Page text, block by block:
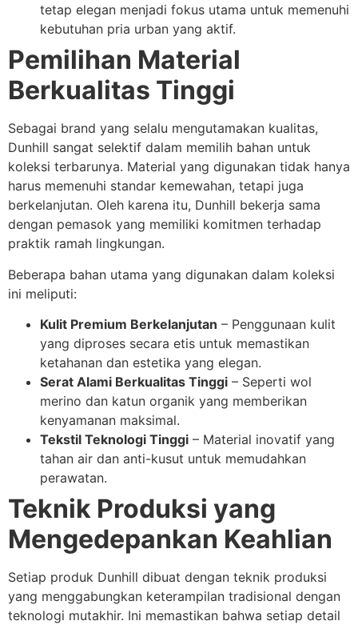
tetap elegan menjadi fokus utama untuk memenuhi
kebutuhan pria urban yang aktif.
Pemilihan Material
Berkualitas Tinggi
Sebagai brand yang selalu mengutamakan kualitas,
Dunhill sangat selektif dalam memilih bahan untuk
koleksi terbarunya. Material yang digunakan tidak hanya
harus memenuhi standar kemewahan, tetapi juga
berkelanjutan. Oleh karena itu, Dunhill bekerja sama
dengan pemasok yang memiliki komitmen terhadap
praktik ramah lingkungan.
Beberapa bahan utama yang digunakan dalam koleksi
ini meliputi:
Kulit Premium Berkelanjutan – Penggunaan kulit
yang diproses secara etis untuk memastikan
ketahanan dan estetika yang elegan.
Serat Alami Berkualitas Tinggi – Seperti wol
merino dan katun organik yang memberikan
kenyamanan maksimal.
Tekstil Teknologi Tinggi – Material inovatif yang
tahan air dan anti-kusut untuk memudahkan
perawatan.
Teknik Produksi yang
Mengedepankan Keahlian
Setiap produk Dunhill dibuat dengan teknik produksi
yang menggabungkan keterampilan tradisional dengan
teknologi mutakhir. Ini memastikan bahwa setiap detail